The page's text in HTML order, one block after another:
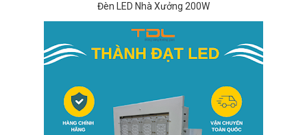
Đèn LED Nhà Xưởng 200W